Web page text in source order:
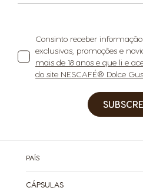
Consinto receber
exclusivas, promoções e
mais de 18 anos e que li e
do site NESCAFÉ® Dolce
PAÍS
CÁPSULAS